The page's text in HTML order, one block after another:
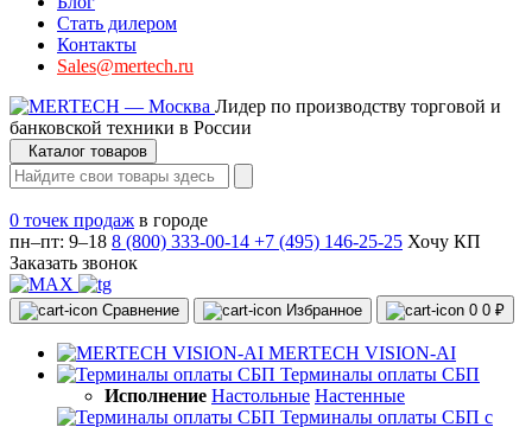
Стать дилером
Контакты
Sales@mertech.ru
Лидер по производству торговой и
банковской техники в России
Каталог товаров
0 точек продаж в городе
пн–пт: 9–18 8 (800) 333-00-14 +7 (495) 146-25-25 Хочу КП
Заказать звонок
Сравнение Избранное 0 0 ₽
MERTECH VISION-AI
Терминалы оплаты СБП
Исполнение Настольные Настенные
Терминалы оплаты СБП с